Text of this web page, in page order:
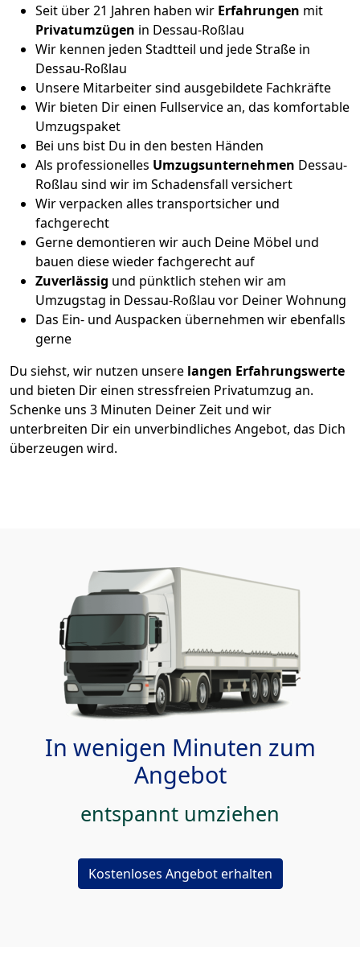
Seit über 21 Jahren haben wir Erfahrungen mit
Privatumzügen in Dessau-Roßlau
Wir kennen jeden Stadtteil und jede Straße in
Dessau-Roßlau
Unsere Mitarbeiter sind ausgebildete Fachkräfte
Wir bieten Dir einen Fullservice an, das komfortable
Umzugspaket
Bei uns bist Du in den besten Händen
Als professionelles Umzugsunternehmen Dessau-
Roßlau sind wir im Schadensfall versichert
Wir verpacken alles transportsicher und
fachgerecht
Gerne demontieren wir auch Deine Möbel und
bauen diese wieder fachgerecht auf
Zuverlässig und pünktlich stehen wir am
Umzugstag in Dessau-Roßlau vor Deiner Wohnung
Das Ein- und Auspacken übernehmen wir ebenfalls
gerne
Du siehst, wir nutzen unsere langen Erfahrungswerte
und bieten Dir einen stressfreien Privatumzug an.
Schenke uns 3 Minuten Deiner Zeit und wir
unterbreiten Dir ein unverbindliches Angebot, das Dich
überzeugen wird.
In wenigen Minuten zum
Angebot
entspannt umziehen
Kostenloses Angebot erhalten